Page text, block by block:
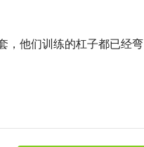
，他们训练的杠子都已经弯